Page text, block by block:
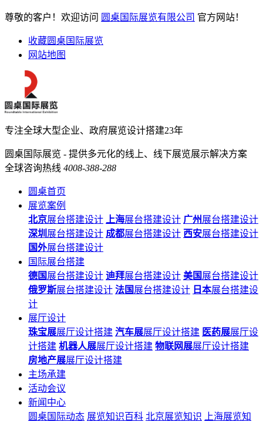
尊敬的客户！欢迎访问 圆桌国际展览有限公司 官方网站！
收藏圆桌国际展览
网站地图
专注全球大型企业、政府展览设计搭建23年
圆桌国际展览 - 提供多元化的线上、线下展览展示解决方案
全球咨询热线 4008-388-288
圆桌首页
展览案例
北京展台搭建设计 上海展台搭建设计 广州展台搭建设计
深圳 展台搭建设计 成都展台搭建设计 西安展台搭建设计
国外展台搭建设计
国际展台搭建
德国 展台搭建设计 迪拜展台搭建设计 美国 展台搭建设计
俄罗斯展台搭建设计 法国 展台搭建设计 日本展台搭建设
计
展厅设计
珠宝展展厅设计搭建 汽车展展厅设计搭建 医药展展厅设
计搭建 机器人展展厅设计搭建 物联网展展厅设计搭建
房地产展展厅设计搭建
主场承建
活动会议
新闻中心
圆桌国际动态 展览知识百科 北京展览知识
上海展览知